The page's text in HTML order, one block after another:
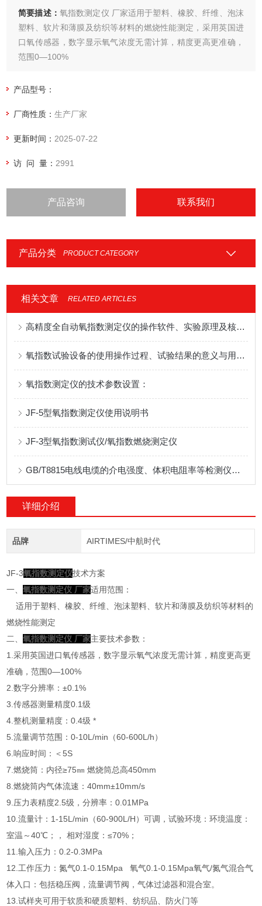
简要描述： 氧指数测定仪 厂家适用于塑料、橡胶、纤维、泡沫
塑料、软片和薄膜及纺织等材料的燃烧性能测定，采用英国进
口氧传感器，数字显示氧气浓度无需计算，精度更高更准确，
范围0—100%
产品型号：
厂商性质：生产厂家
更新时间： 2025-07-22
访 问 量： 2991
产品咨询 联系我们
产品分类 PRODUCT CATEGORY
相关文章 RELATED ARTICLES
高精度全自动氧指数测定仪的操作软件、实验原理及核心参数？
氧指数试验设备的使用操作过程、试验结果的意义与用途？
氧指数测定仪的技术参数设置：
JF-5型氧指数测定仪使用说明书
JF-3型氧指数测试仪/氧指数燃烧测定仪
GB/T8815电线电缆的介电强度、体积电阻率等检测仪器的介绍
详细介绍
品牌 AIRTIMES/中航时代
JF-3氧指数测定仪技术方案
一、氧指数测定仪 厂家适用范围：
适用于塑料、橡胶、纤维、泡沫塑料、软片和薄膜及纺织等材料的
燃烧性能测定
二、氧指数测定仪 厂家主要技术参数：
1.采用英国进口氧传感器，数字显示氧气浓度无需计算，精度更高更
准确，范围0—100%
2.数字分辨率：±0.1%
3.传感器测量精度0.1级
4.整机测量精度：0.4级 *
5.流量调节范围：0-10L/min（60-600L/h）
6.响应时间：＜5S
7.燃烧筒：内径≥75㎜ 燃烧筒总高450mm
8.燃烧筒内气体流速：40mm±10mm/s
9.压力表精度2.5级，分辨率：0.01MPa
10.流量计：1-15L/min（60-900L/H）可调，试验环境：环境温度：
室温～40℃；， 相对湿度：≤70%；
11.输入压力：0.2-0.3MPa
12.工作压力：氮气0.1-0.15Mpa 氧气0.1-0.15Mpa氧气/氮气混合气
体入口：包括稳压阀，流量调节阀，气体过滤器和混合室。
13.试样夹可用于软质和硬质塑料、纺织品、防火门等